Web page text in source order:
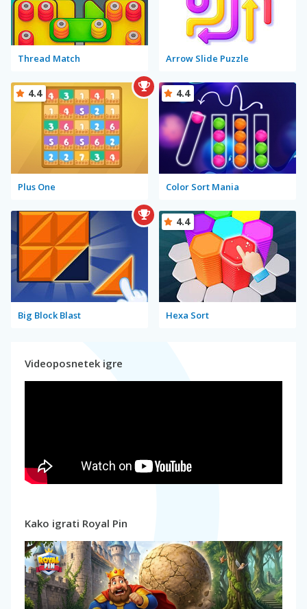
Thread Match Arrow Slide Puzzle
Plus One
4.4
Color Sort Mania
4.4
Big Block Blast Hexa Sort
4.4
Videoposnetek igre
Kako igrati Royal Pin